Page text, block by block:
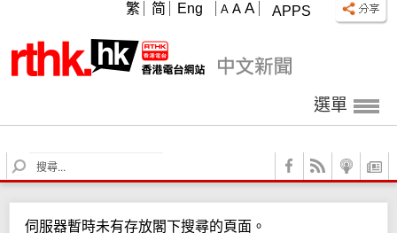
APPS
A A A
繁 简 Eng
選單
S
e
伺服器暫時未有存放閣下搜尋的頁面。